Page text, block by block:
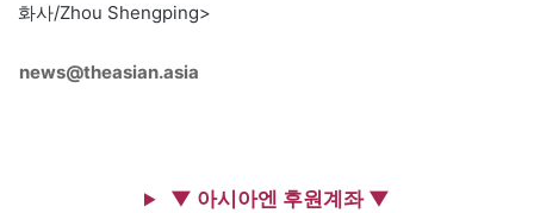
화사/Zhou Shengping>
news@theasian.asia
▼ 아시아엔 후원계좌 ▼